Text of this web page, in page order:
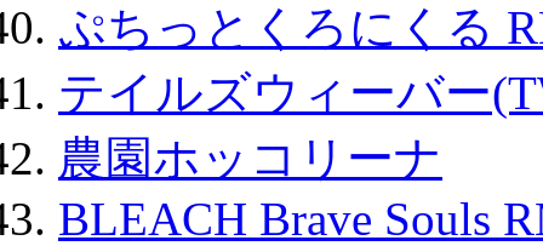
ぷちっとくろにくる
テイルズウィーバー
農園ホッコリーナ
BLEACH Brave Souls